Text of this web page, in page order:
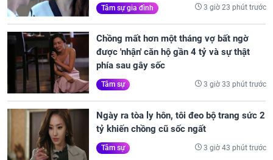
Tâm sự gia đình 3 giờ 23 phút trước
Chồng mất hơn một tháng vợ bất ngờ
được 'nhận' căn hộ gần 4 tỷ và sự thật
phía sau gây sốc
Tâm sự 3 giờ 33 phút trước
Ngày ra tòa ly hôn, tôi đeo bộ trang sức 2
tỷ khiến chồng cũ sốc ngất
Tâm sự 3 giờ 43 phút trước